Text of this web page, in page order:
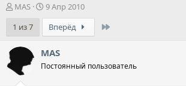
А
т
о
р
е
MAS
Д
а
а
н
а
ч
9 Апр 2010
1 из 7
Вперёд
MAS
Постоянный пользователь